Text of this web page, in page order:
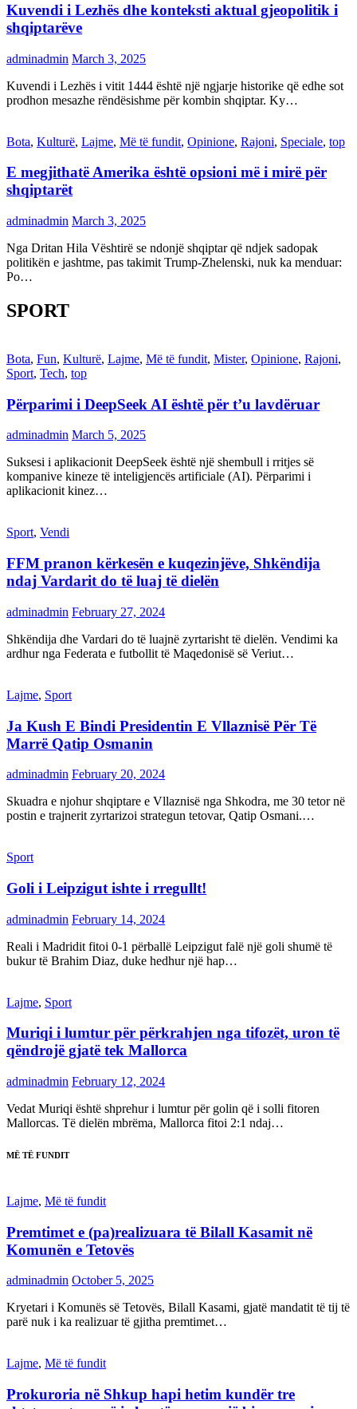
Kuvendi i Lezhës dhe konteksti aktual gjeopolitik i
shqiptarëve
adminadmin March 3, 2025
Kuvendi i Lezhës i vitit 1444 është një ngjarje historike që edhe sot
prodhon mesazhe rëndësishme për kombin shqiptar. Ky…
Bota, Kulturë, Lajme, Më të fundit, Opinione, Rajoni, Speciale, top
E megjithatë Amerika është opsioni më i mirë për
shqiptarët
adminadmin March 3, 2025
Nga Dritan Hila Vështirë se ndonjë shqiptar që ndjek sadopak
politikën e jashtme, pas takimit Trump-Zhelenski, nuk ka menduar:
Po…
SPORT
Bota, Fun, Kulturë, Lajme, Më të fundit, Mister, Opinione, Rajoni,
Sport, Tech, top
Përparimi i DeepSeek AI është për t’u lavdëruar
adminadmin March 5, 2025
Suksesi i aplikacionit DeepSeek është një shembull i rritjes së
kompanive kineze të inteligjencës artificiale (AI). Përparimi i
aplikacionit kinez…
Sport, Vendi
FFM pranon kërkesën e kuqezinjëve, Shkëndija
ndaj Vardarit do të luaj të dielën
adminadmin February 27, 2024
Shkëndija dhe Vardari do të luajnë zyrtarisht të dielën. Vendimi ka
ardhur nga Federata e futbollit të Maqedonisë së Veriut…
Lajme, Sport
Ja Kush E Bindi Presidentin E Vllaznisë Për Të
Marrë Qatip Osmanin
adminadmin February 20, 2024
Skuadra e njohur shqiptare e Vllaznisë nga Shkodra, me 30 tetor në
postin e trajnerit zyrtarizoi strategun tetovar, Qatip Osmani.…
Sport
Goli i Leipzigut ishte i rregullt!
adminadmin February 14, 2024
Reali i Madridit fitoi 0-1 përballë Leipzigut falë një goli shumë të
bukur të Brahim Diaz, duke hedhur një hap…
Lajme, Sport
Muriqi i lumtur për përkrahjen nga tifozët, uron të
qëndrojë gjatë tek Mallorca
adminadmin February 12, 2024
Vedat Muriqi është shprehur i lumtur për golin që i solli fitoren
Mallorcas. Të dielën mbrëma, Mallorca fitoi 2:1 ndaj…
MË TË FUNDIT
Lajme, Më të fundit
Premtimet e (pa)realizuara të Bilall Kasamit në
Komunën e Tetovës
adminadmin October 5, 2025
Kryetari i Komunës së Tetovës, Bilall Kasami, gjatë mandatit të tij të
parë nuk i ka realizuar të gjitha premtimet…
Lajme, Më të fundit
Prokuroria në Shkup hapi hetim kundër tre